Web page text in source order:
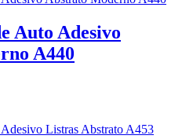
Auto Adesivo
A440